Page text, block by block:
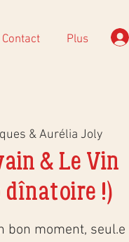
Contact Plus
& Aurélia Joly
& Le Vin
dînatoire !)
bon moment, seul.e